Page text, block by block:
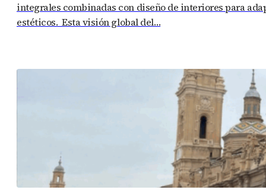
integrales combinadas con diseño de interiores para
estéticos. Esta visión global del…